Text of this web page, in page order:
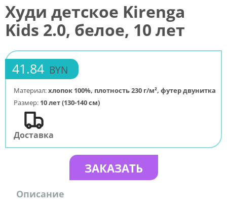
Худи детское Kirenga
Kids 2.0, белое, 10 лет
41.84 BYN
Материал:хлопок 100%, плотность 230 г/м², футер двунитка
Размер: 10 лет (130-140 см)
Доставка
ЗАКАЗАТЬ
Описание